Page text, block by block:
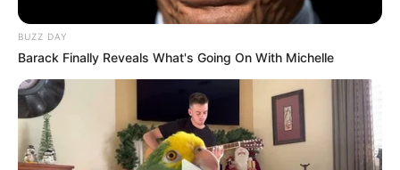
Δείτε όλες τις τελευταίεςΕιδήσεις από την Ελλάδα και
τον Κόσμο, τη στιγμή που συμβαίνουν, στοNewstok.gr.
BUZZ DAY
Barack Finally Reveals What's Going On With Michelle